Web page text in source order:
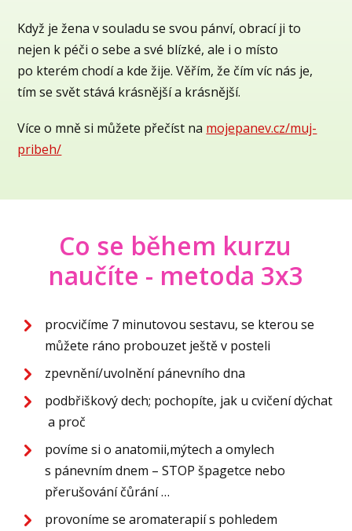
Když je žena v souladu se svou pánví, obrací ji to
nejen k péči o sebe a své blízké, ale i o místo
po kterém chodí a kde žije. Věřím, že čím víc nás je,
tím se svět stává krásnější a krásnější.
Více o mně si můžete přečíst na mojepanev.cz/muj-
pribeh/
Co se během kurzu
naučíte - metoda 3x3
procvičíme 7 minutovou sestavu, se kterou se
můžete ráno probouzet ještě v posteli
zpevnění/uvolnění pánevního dna
podbřiškový dech; pochopíte, jak u cvičení dýchat
a proč
povíme si o anatomii,mýtech a omylech
s pánevním dnem – STOP špagetce nebo
přerušování čůrání …
provoníme se aromaterapií s pohledem